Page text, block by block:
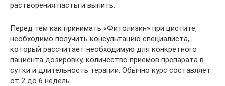
растворения пасты и выпить.
Перед тем как принимать «Фитолизин» при цистите,
необходимо получить консультацию специалиста,
который рассчитает необходимую для конкретного
пациента дозировку, количество приемов препарата в
сутки и длительность терапии. Обычно курс составляет
от 2 до 6 недель.